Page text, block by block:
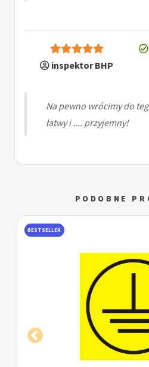
inspektor BHP
Na pewno wrócimy do
łatwy i .... przyjemny!
PODOBNE
BESTSELLER